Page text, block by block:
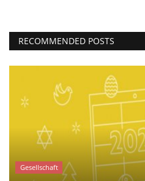
RECOMMENDED POSTS
Gesellschaft